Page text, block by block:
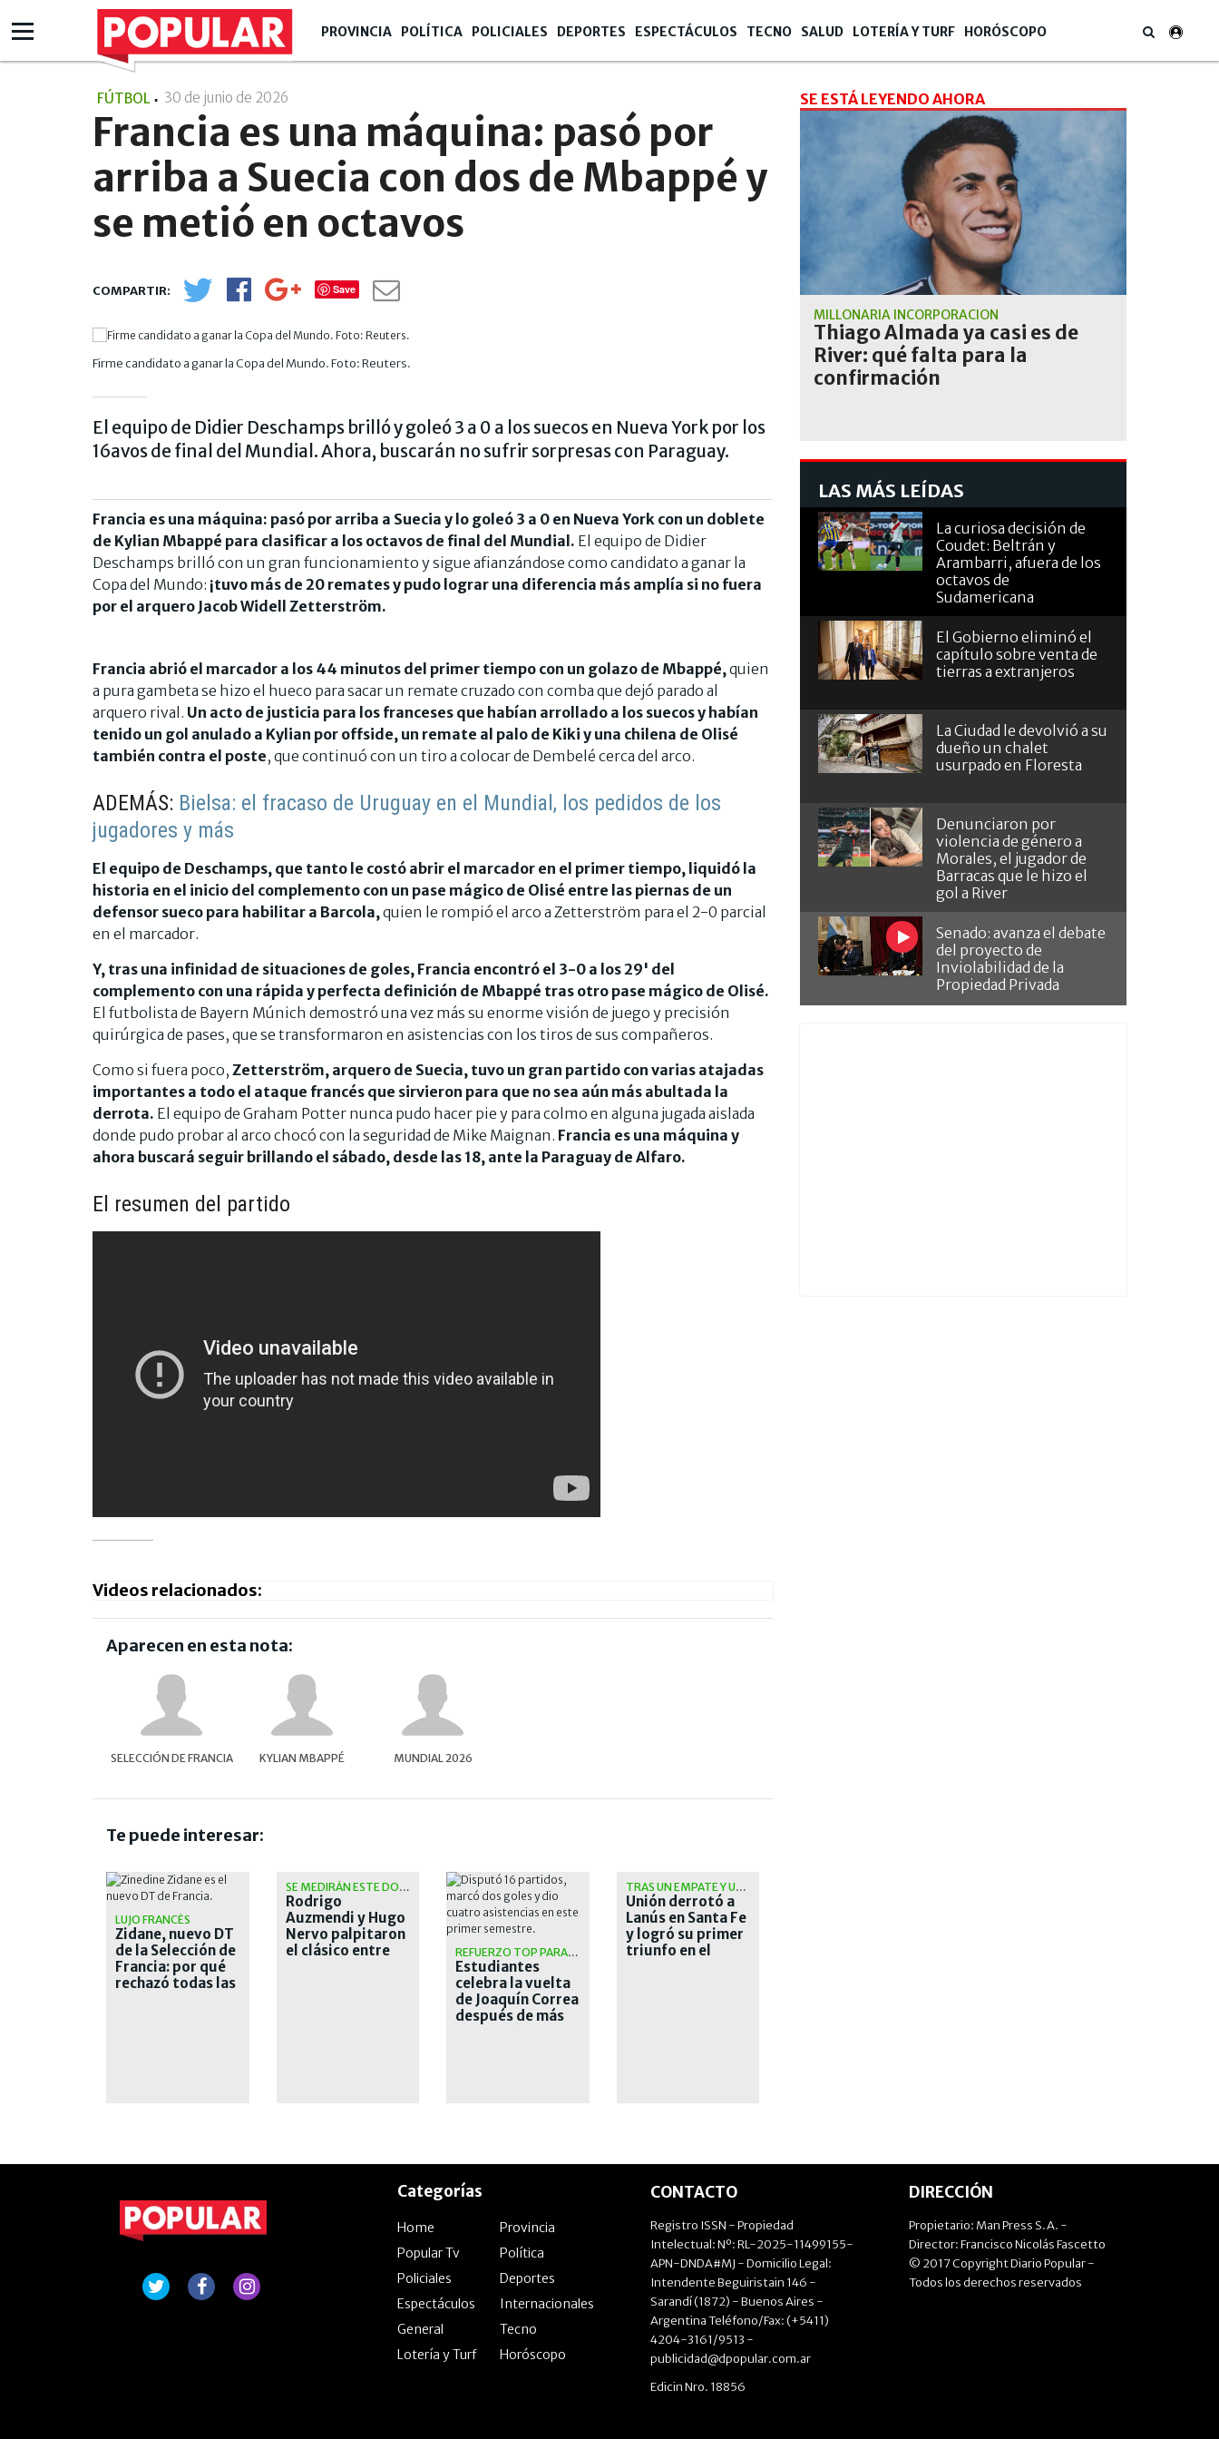
PROVINCIA POLÍTICA POLICIALES DEPORTES ESPECTÁCULOS TECNO SALUD LOTERÍA Y TURF HORÓSCOPO
FÚTBOL 30 de junio de 2026
Francia es una máquina: pasó por
arriba a Suecia con dos de Mbappé y
se metió en octavos
Save
Firme candidato a ganar la Copa del Mundo. Foto: Reuters.
El equipo de Didier Deschamps brilló y goleó 3 a 0 a los suecos en Nueva York por los
16avos de final del Mundial. Ahora, buscarán no sufrir sorpresas con Paraguay.
Francia es una máquina: pasó por arriba a Suecia y lo goleó 3 a 0 en Nueva York con un doblete
de Kylian Mbappé para clasificar a los octavos de final del Mundial. El equipo de Didier
Deschamps brilló con un gran funcionamiento y sigue afianzándose como candidato a ganar la
Copa del Mundo: ¡tuvo más de 20 remates y pudo lograr una diferencia más amplía si no fuera
por el arquero Jacob Widell Zetterström.
Francia abrió el marcador a los 44 minutos del primer tiempo con un golazo de Mbappé, quien
a pura gambeta se hizo el hueco para sacar un remate cruzado con comba que dejó parado al
arquero rival. Un acto de justicia para los franceses que habían arrollado a los suecos y habían
tenido un gol anulado a Kylian por offside, un remate al palo de Kiki y una chilena de Olisé
también contra el poste, que continuó con un tiro a colocar de Dembelé cerca del arco.
ADEMÁS: Bielsa: el fracaso de Uruguay en el Mundial, los pedidos de los
jugadores y más
El equipo de Deschamps, que tanto le costó abrir el marcador en el primer tiempo, liquidó la
historia en el inicio del complemento con un pase mágico de Olisé entre las piernas de un
defensor sueco para habilitar a Barcola, quien le rompió el arco a Zetterström para el 2-0 parcial
en el marcador.
Y, tras una infinidad de situaciones de goles, Francia encontró el 3-0 a los 29' del
complemento con una rápida y perfecta definición de Mbappé tras otro pase mágico de Olisé.
El futbolista de Bayern Múnich demostró una vez más su enorme visión de juego y precisión
quirúrgica de pases, que se transformaron en asistencias con los tiros de sus compañeros.
Como si fuera poco, Zetterström, arquero de Suecia, tuvo un gran partido con varias atajadas
importantes a todo el ataque francés que sirvieron para que no sea aún más abultada la
derrota. El equipo de Graham Potter nunca pudo hacer pie y para colmo en alguna jugada aislada
donde pudo probar al arco chocó con la seguridad de Mike Maignan. Francia es una máquina y
ahora buscará seguir brillando el sábado, desde las 18, ante la Paraguay de Alfaro.
El resumen del partido
Videos relacionados:
Aparecen en esta nota:
SELECCIÓN DE FRANCIA KYLIAN MBAPPÉ MUNDIAL 2026
Te puede interesar:
LUJO FRANCÉS
Zidane, nuevo DT
de la Selección de
Francia: por qué
rechazó todas las
SE MEDIRÁN ESTE DOMINGO
Rodrigo
Auzmendi y Hugo
Nervo palpitaron
el clásico entre
REFUERZO TOP PARA EL PINCHA
Estudiantes
celebra la vuelta
de Joaquín Correa
después de más
TRAS UN EMPATE Y UNA CAÍDA
Unión derrotó a
Lanús en Santa Fe
y logró su primer
triunfo en el
SE ESTÁ LEYENDO AHORA
MILLONARIA INCORPORACIÓN
Thiago Almada ya casi es de
River: qué falta para la
confirmación
LAS MÁS LEÍDAS
La curiosa decisión de
Coudet: Beltrán y
Arambarri, afuera de los
octavos de
Sudamericana
El Gobierno eliminó el
capítulo sobre venta de
tierras a extranjeros
La Ciudad le devolvió a su
dueño un chalet
usurpado en Floresta
Denunciaron por
violencia de género a
Morales, el jugador de
Barracas que le hizo el
gol a River
Senado: avanza el debate
del proyecto de
Inviolabilidad de la
Propiedad Privada
Categorías
Home
Provincia
Popular Tv
Política
Policiales
Deportes
Espectáculos
Internacionales
General
Tecno
Lotería y Turf
Horóscopo
CONTACTO
Registro ISSN - Propiedad
Intelectual: Nº: RL-2025-11499155-
APN-DNDA#MJ - Domicilio Legal:
Intendente Beguiristain 146 -
Sarandí (1872) - Buenos Aires -
Argentina Teléfono/Fax: (+5411)
4204-3161/9513 -
publicidad@dpopular.com.ar
Edicin Nro. 18856
DIRECCIÓN
Propietario: Man Press S.A. -
Director: Francisco Nicolás Fascetto
© 2017 Copyright Diario Popular -
Todos los derechos reservados